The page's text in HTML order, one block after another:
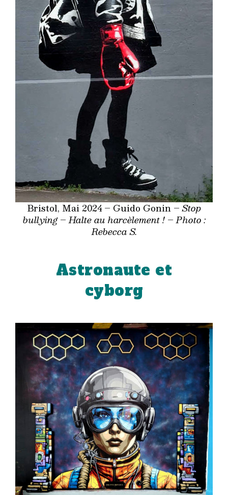
Bristol, Mai 2024 – Guido Gonin –Stop
bullying – Halte au harcèlement !–Photo :
Rebecca S.
Astronaute et
cyborg